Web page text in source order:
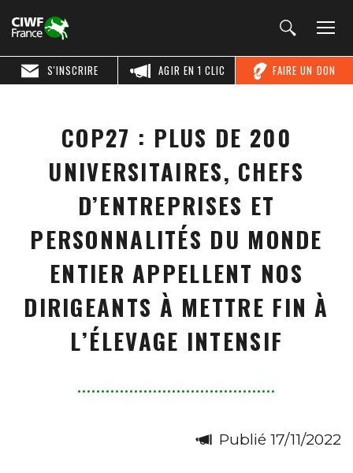
FAIRE UN DON
AGIR EN 1 CLIC
S'INSCRIRE
COP27 : PLUS DE 200
UNIVERSITAIRES, CHEFS
D’ENTREPRISES ET
PERSONNALITÉS DU MONDE
ENTIER APPELLENT NOS
DIRIGEANTS À METTRE FIN À
L’ÉLEVAGE INTENSIF
Publié 17/11/2022